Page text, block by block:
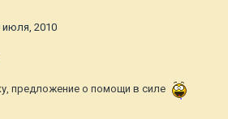
июля, 2010
предложение о помощи в силе